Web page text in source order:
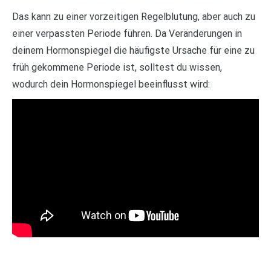
Das kann zu einer vorzeitigen Regelblutung, aber auch zu
einer verpassten Periode führen. Da Veränderungen in
deinem Hormonspiegel die häufigste Ursache für eine zu
früh gekommene Periode ist, solltest du wissen,
wodurch dein Hormonspiegel beeinflusst wird: